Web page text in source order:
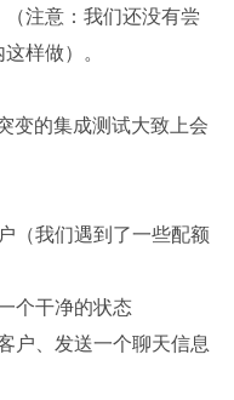
注意：我们还没有尝
样做）。
变的集成测试大致上会
（我们遇到了一些配额
个干净的状态
户、发送一个聊天信息